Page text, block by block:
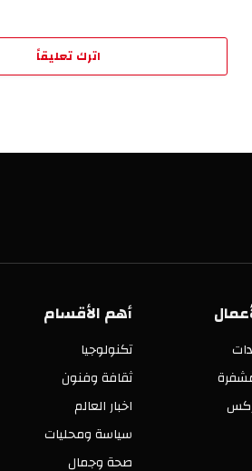
اترك تعليقاً
أهم الأقسام
تكنولوجيا
ثقافة وفنون
اخبار العالم
سياسة ومحليات
صحة وجمال